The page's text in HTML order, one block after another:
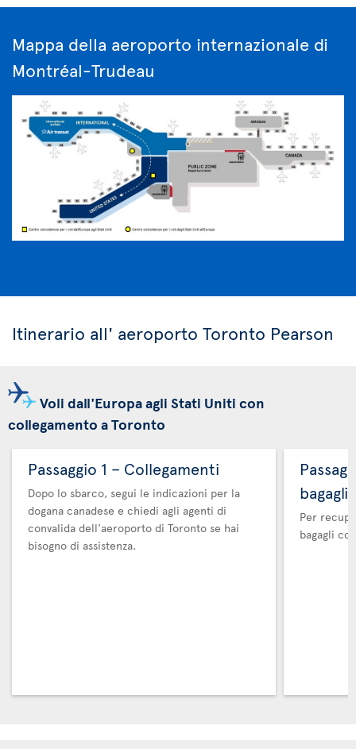
Mappa della aeroporto internazionale di
Montréal-Trudeau
Itinerario all' aeroporto Toronto Pearson
Voli dall'Europa agli Stati Uniti con
collegamento a Toronto
Passaggio 1 – Collegamenti
Dopo lo sbarco, segui le indicazioni per la
dogana canadese e chiedi agli agenti di
convalida dell'aeroporto di Toronto se hai
bisogno di assistenza.
Per
bagagli